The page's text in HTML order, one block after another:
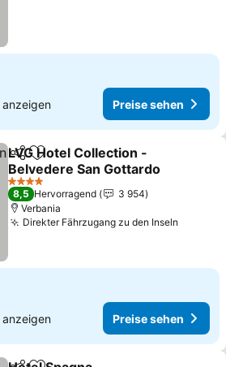
anzeigen Preise sehen
TeilenZu Favoriten hinzufügen
LVG Hotel Collection -
Belvedere San Gottardo
4 Sterne
8,5 Hervorragend
3 954
Verbania
Direkter Fährzugang zu den Inseln
anzeigen Preise sehen